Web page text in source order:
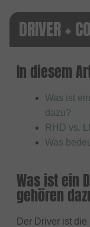
DRIVER +
In diesem
Was ist
dazu?
RHD vs.
Was
Was ist ein
gehören
Der Driver ist